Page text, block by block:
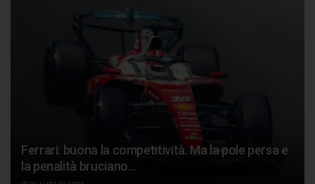
Ferrari: buona la competitività. Ma la pole persa e
la penalità bruciano…